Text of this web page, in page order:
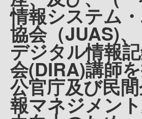
情報システム
協会（JUAS)、
デジタル情報
会(DIRA)講師
公官庁及び民
報マネジメン